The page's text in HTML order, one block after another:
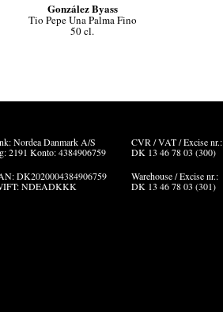
González Byass
Tio Pepe Una Palma Fino
50 cl.
Nordea Danmark A/S
2191 Konto: 4384906759
CVR / VAT / Excise nr.:
DK 13 46 78 03 (300)
DK2020004384906759
NDEADKKK
Warehouse / Excise nr.:
DK 13 46 78 03 (301)